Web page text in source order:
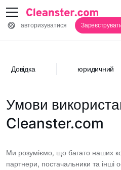
авторизуватися
Довідка юридичний
Умови
Cleanster.com
Ми розуміємо, що багато наших
партнери, постачальники та інші